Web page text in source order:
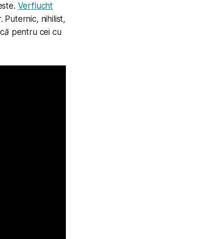
Verflucht
Puternic, nihilist,
pentru cei cu